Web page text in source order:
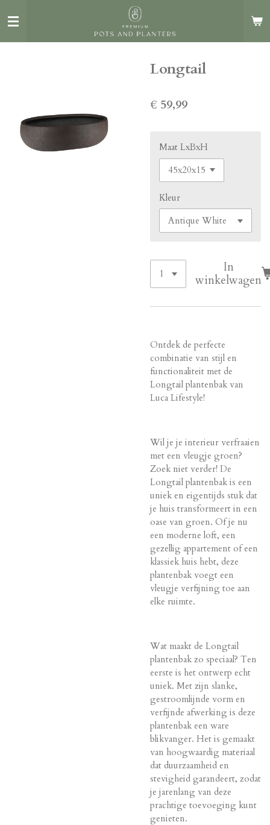
direct
Longtail
€ 59,99
Maat LxBxH
Kleur
In
winkelwagen
Ontdek de perfecte
combinatie van stijl en
functionaliteit met de
Longtail plantenbak van
Luca Lifestyle!
Wil je je interieur verfraaien
met een vleugje groen?
Zoek niet verder! De
Longtail plantenbak is een
uniek en eigentijds stuk dat
je huis transformeert in een
oase van groen. Of je nu
een moderne loft, een
gezellig appartement of een
klassiek huis hebt, deze
plantenbak voegt een
vleugje verfijning toe aan
elke ruimte.
Wat maakt de Longtail
plantenbak zo speciaal? Ten
eerste is het ontwerp echt
uniek. Met zijn slanke,
gestroomlijnde vorm en
verfijnde afwerking is deze
plantenbak een ware
blikvanger. Het is gemaakt
van hoogwaardig materiaal
dat duurzaamheid en
stevigheid garandeert, zodat
je jarenlang van deze
prachtige toevoeging kunt
genieten.